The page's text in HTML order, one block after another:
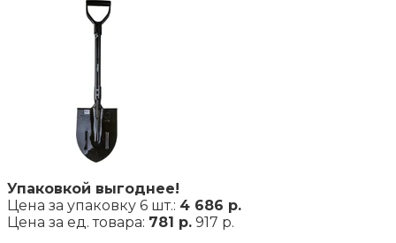
Упаковкой выгоднее!
Цена за упаковку 6 шт.: 4 686 р.
Цена за ед. товара: 781 р. 917 р.